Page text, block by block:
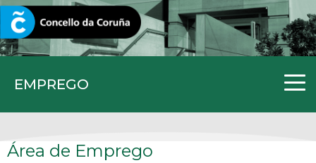
EMPREGO
CORUNA.GAL
Área de Emprego